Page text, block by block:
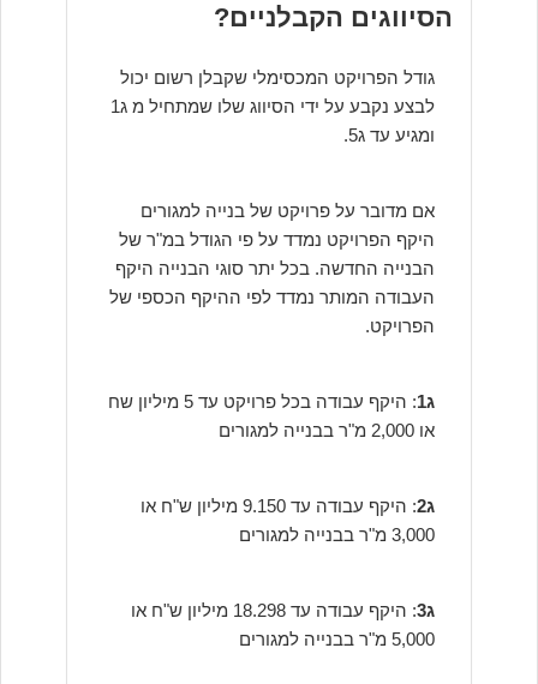
הסיווגים הקבלניים?
גודל הפרויקט המכסימלי שקבלן רשום יכול
לבצע נקבע על ידי הסיווג שלו שמתחיל מ ג1
ומגיע עד ג5.
אם מדובר על פרויקט של בנייה למגורים
היקף הפרויקט נמדד על פי הגודל במ"ר של
הבנייה החדשה. בכל יתר סוגי הבנייה היקף
העבודה המותר נמדד לפי ההיקף הכספי של
הפרויקט.
ג1
: היקף עבודה בכל פרויקט עד 5 מיליון שח
או 2,000 מ"ר בבנייה למגורים
ג2
: היקף עבודה עד 9.150 מיליון ש"ח או
3,000 מ"ר בבנייה למגורים
ג3
: היקף עבודה עד 18.298 מיליון ש"ח או
5,000 מ"ר בבנייה למגורים